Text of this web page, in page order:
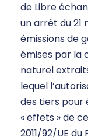
de Libre
un arrêt du 21
émissions de
émises par la
naturel
lequel
des tiers pour
« effets » de
2011/92/UE